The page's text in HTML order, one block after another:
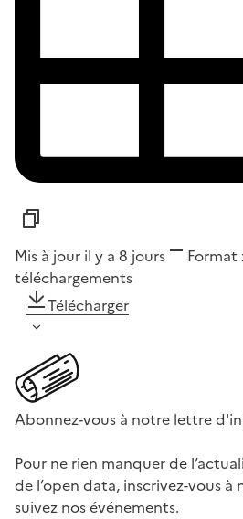
Mis à jour il y a 8 jours Format
téléchargements
Télécharger
Abonnez-vous à notre lettre
Pour ne rien manquer de
de l’open data, inscrivez-vous
suivez nos événements.